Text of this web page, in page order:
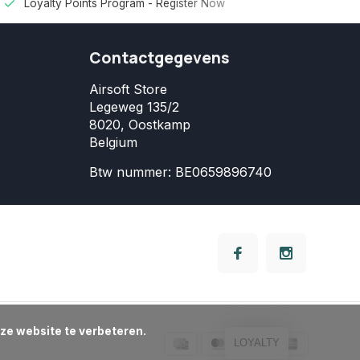
Loyalty Points Program - Register Now
Contactgegevens
Airsoft Store
Legeweg 135/2
8020, Oostkamp
Belgium
Btw nummer: BE0659896740
LOYALTY